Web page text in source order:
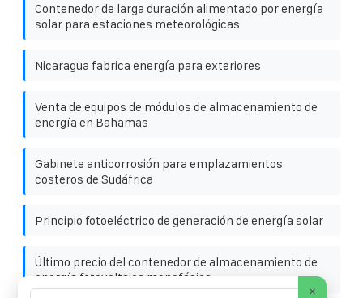
Contenedor de larga duración alimentado por energía
solar para estaciones meteorológicas
Nicaragua fabrica energía para exteriores
Venta de equipos de módulos de almacenamiento de
energía en Bahamas
Gabinete anticorrosión para emplazamientos
costeros de Sudáfrica
Principio fotoeléctrico de generación de energía solar
Último precio del contenedor de almacenamiento de
energía fotovoltaica monofásica
×